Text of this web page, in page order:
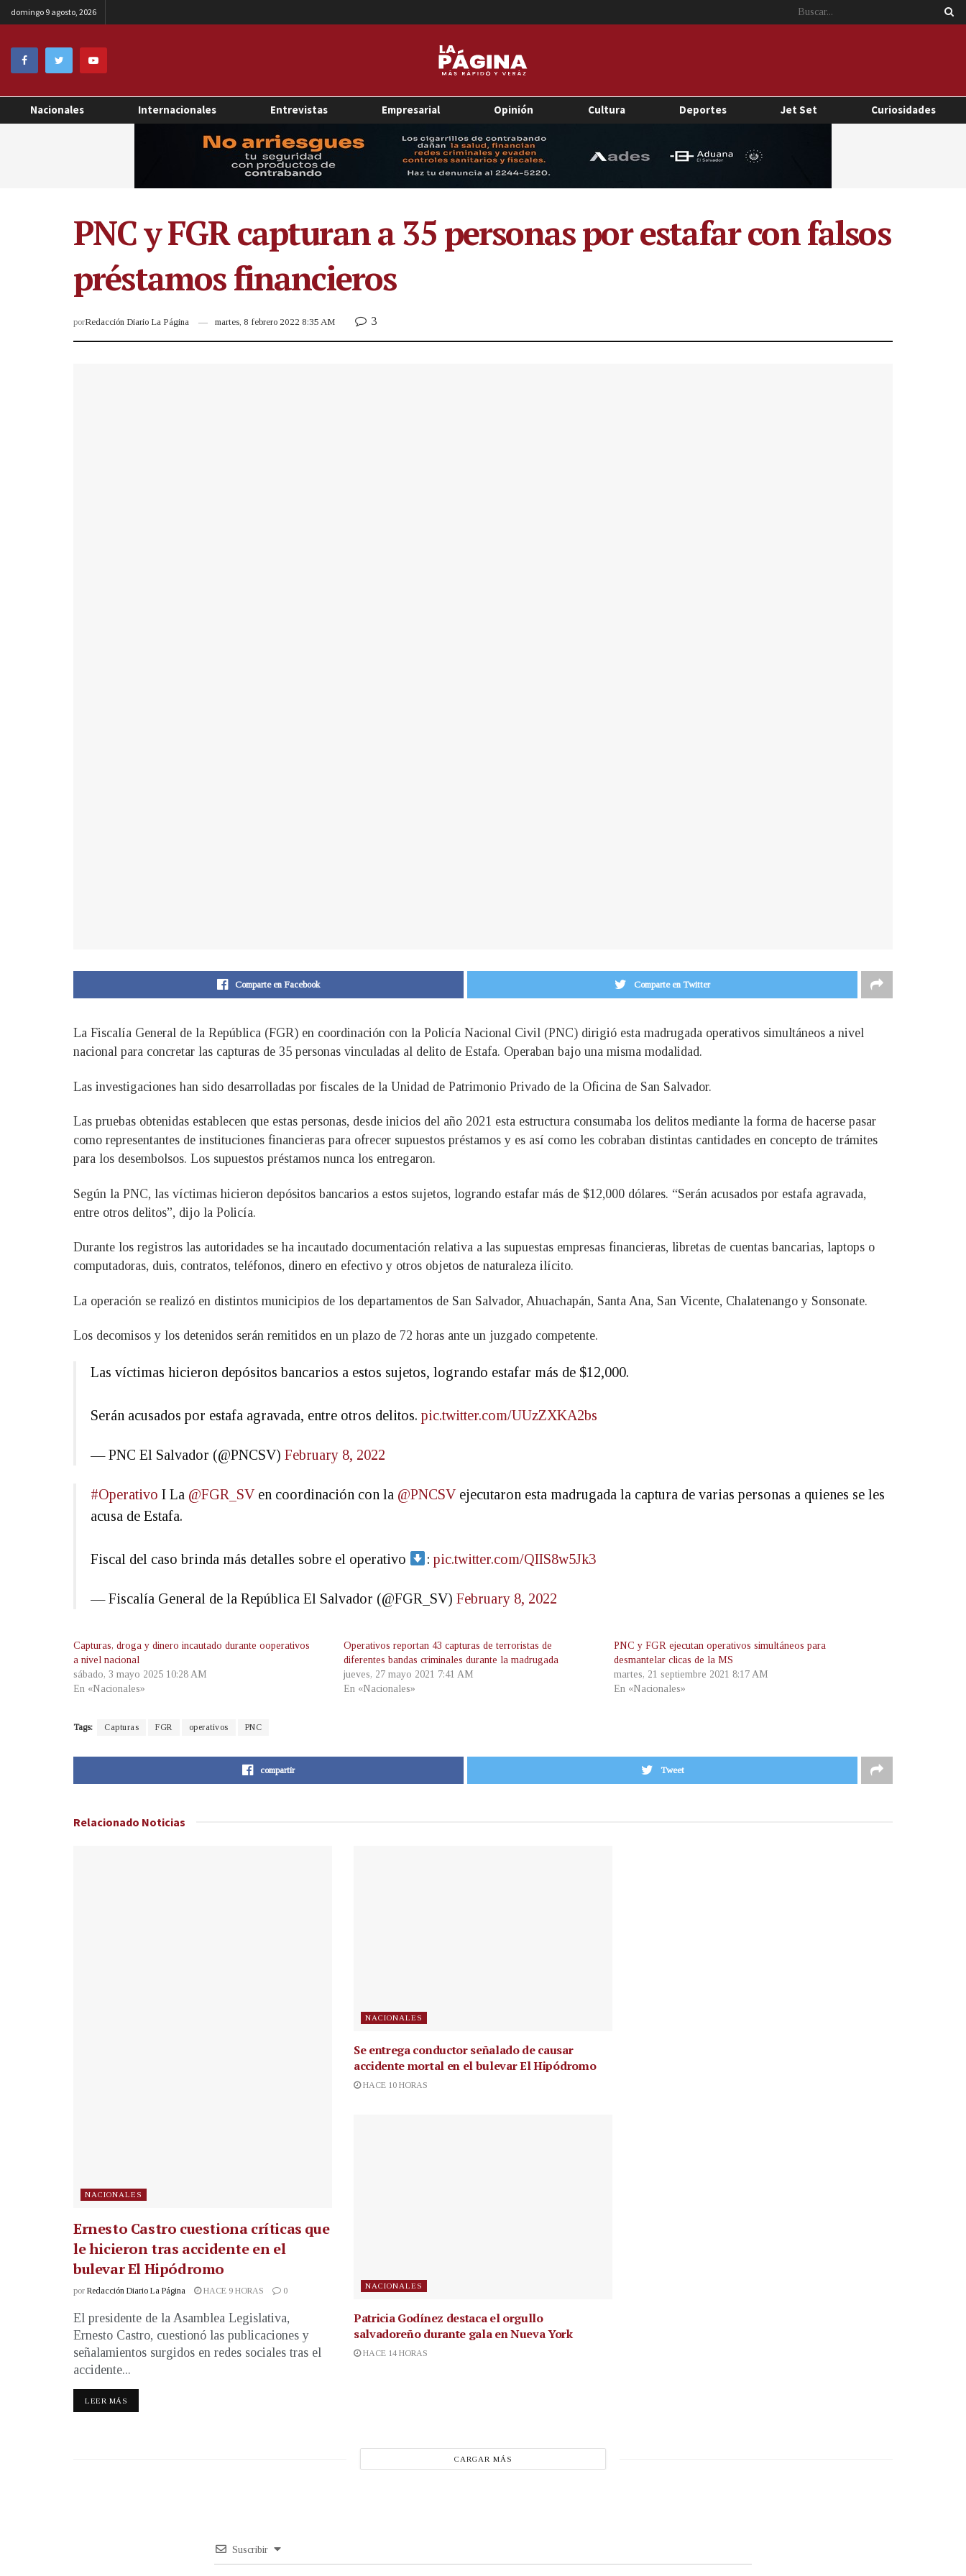
domingo 9 agosto, 2026
Nacionales Internacionales Entrevistas Empresarial Opinión Cultura Deportes Jet Set Curiosidades
PNC y FGR capturan a 35 personas por estafar con falsos
préstamos financieros
porRedacción Diario La Página martes, 8 febrero 2022 8:35 AM 3
Comparte en Facebook Comparte en Twitter
La Fiscalía General de la República (FGR) en coordinación con la Policía Nacional Civil (PNC) dirigió esta madrugada operativos simultáneos a nivel
nacional para concretar las capturas de 35 personas vinculadas al delito de Estafa. Operaban bajo una misma modalidad.
Las investigaciones han sido desarrolladas por fiscales de la Unidad de Patrimonio Privado de la Oficina de San Salvador.
Las pruebas obtenidas establecen que estas personas, desde inicios del año 2021 esta estructura consumaba los delitos mediante la forma de hacerse pasar
como representantes de instituciones financieras para ofrecer supuestos préstamos y es así como les cobraban distintas cantidades en concepto de trámites
para los desembolsos. Los supuestos préstamos nunca los entregaron.
Según la PNC, las víctimas hicieron depósitos bancarios a estos sujetos, logrando estafar más de $12,000 dólares. “Serán acusados por estafa agravada,
entre otros delitos”, dijo la Policía.
Durante los registros las autoridades se ha incautado documentación relativa a las supuestas empresas financieras, libretas de cuentas bancarias, laptops o
computadoras, duis, contratos, teléfonos, dinero en efectivo y otros objetos de naturaleza ilícito.
La operación se realizó en distintos municipios de los departamentos de San Salvador, Ahuachapán, Santa Ana, San Vicente, Chalatenango y Sonsonate.
Los decomisos y los detenidos serán remitidos en un plazo de 72 horas ante un juzgado competente.
Las víctimas hicieron depósitos bancarios a estos sujetos, logrando estafar más de $12,000.
Serán acusados por estafa agravada, entre otros delitos. pic.twitter.com/UUzZXKA2bs
— PNC El Salvador (@PNCSV) February 8, 2022
#Operativo I La @FGR_SVen coordinación con la @PNCSVejecutaron esta madrugada la captura de varias personas a quienes se les
acusa de Estafa.
Fiscal del caso brinda más detalles sobre el operativo : pic.twitter.com/QIIS8w5Jk3
— Fiscalía General de la República El Salvador (@FGR_SV) February 8, 2022
Capturas, droga y dinero incautado durante ooperativos
a nivel nacional
sábado, 3 mayo 2025 10:28 AM
En «Nacionales»
Operativos reportan 43 capturas de terroristas de
diferentes bandas criminales durante la madrugada
jueves, 27 mayo 2021 7:41 AM
En «Nacionales»
PNC y FGR ejecutan operativos simultáneos para
desmantelar clicas de la MS
martes, 21 septiembre 2021 8:17 AM
En «Nacionales»
Tags: Capturas FGR operativos PNC
compartir Tweet
Relacionado Noticias
NACIONALES
Ernesto Castro cuestiona críticas que
le hicieron tras accidente en el
bulevar El Hipódromo
por Redacción Diario La Página HACE 9 HORAS 0
El presidente de la Asamblea Legislativa,
Ernesto Castro, cuestionó las publicaciones y
señalamientos surgidos en redes sociales tras el
accidente...
LEER MÁS
NACIONALES
Se entrega conductor señalado de causar
accidente mortal en el bulevar El Hipódromo
HACE 10 HORAS
NACIONALES
Patricia Godínez destaca el orgullo
salvadoreño durante gala en Nueva York
HACE 14 HORAS
CARGAR MÁS
Suscribir